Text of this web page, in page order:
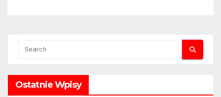
Ostatnie Wpisy